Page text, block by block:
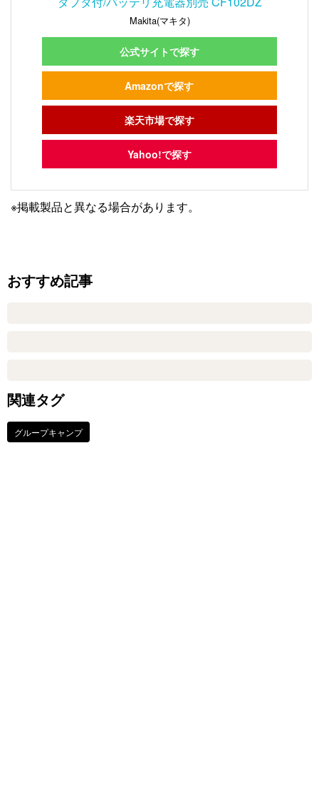
Makita(マキタ)
公式サイトで探す
Amazonで探す
楽天市場で探す
Yahoo!で探す
※掲載製品と異なる場合があります。
おすすめ記事
関連タグ
グループキャンプ